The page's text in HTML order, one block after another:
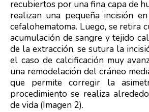
recubiertos por una fina capa de
realizan una pequeña incisión
cefalohematoma. Luego, se retira
acumulación de sangre y tejido
de la extracción, se sutura la
el caso de calcificación muy
una remodelación del cráneo
que permite corregir la
procedimiento se realiza
de vida (Imagen 2).